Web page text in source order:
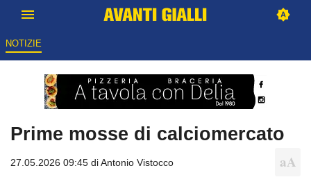
NOTIZIE
Prime mosse di calciomercato
27.05.2026 09:45 diAntonio Vistocco